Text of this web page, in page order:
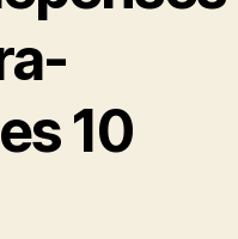
10